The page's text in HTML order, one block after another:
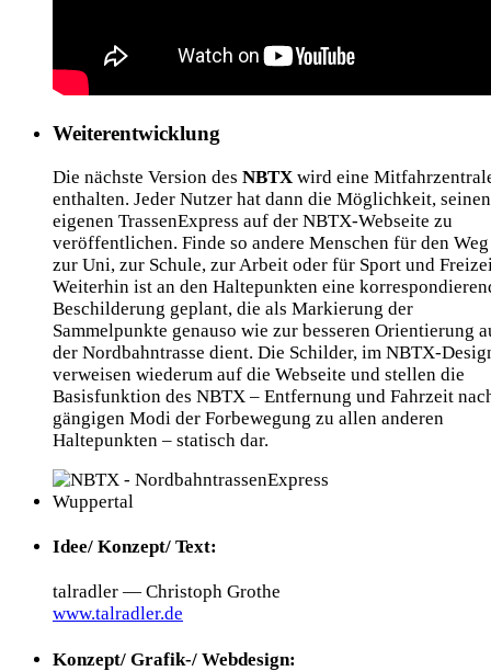
Weiterentwicklung
Die nächste Version des NBTX wird eine
enthalten. Jeder Nutzer hat dann die Möglichkeit, seinen
eigenen TrassenExpress auf der NBTX-Webseite zu
veröffentlichen. Finde so andere Menschen für den Weg
zur Uni, zur Schule, zur Arbeit oder für Sport und
Weiterhin ist an den Haltepunkten eine
Beschilderung geplant, die als Markierung der
Sammelpunkte genauso wie zur besseren Orientierung
der Nordbahntrasse dient. Die Schilder, im NBTX-
verweisen wiederum auf die Webseite und stellen die
Basisfunktion des NBTX – Entfernung und Fahrzeit
gängigen Modi der Forbewegung zu allen anderen
Haltepunkten – statisch dar.
Idee/ Konzept/ Text:
talradler — Christoph Grothe
www.talradler.de
Konzept/ Grafik-/ Webdesign: